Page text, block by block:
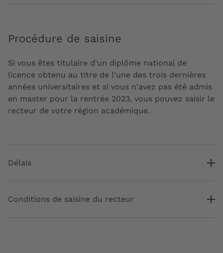
Procédure de saisine
Si vous êtes titulaire d'un diplôme national de
licence obtenu au titre de l'une des trois dernières
années universitaires et si vous n'avez pas été admis
en master pour la rentrée 2023, vous pouvez saisir le
recteur de votre région académique.
Délais
Conditions de saisine du recteur